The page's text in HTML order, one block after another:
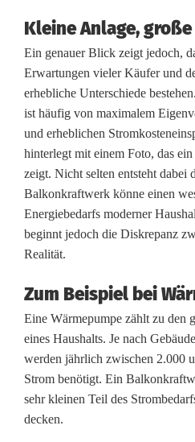
s
e
i
t
e
:
P
V
-
B
a
l
k
Kleine Anlage,
Ein genauer Blick zeigt jedoch,
Erwartungen vieler Käufer und
erhebliche Unterschiede
ist häufig von maximalem
und erheblichen
hinterlegt mit einem Foto, das
zeigt. Nicht selten entsteht dabei
Balkonkraftwerk könne einen
Energiebedarfs moderner
beginnt jedoch die Diskrepanz
Realität.
Zum Beispiel bei
Eine Wärmepumpe zählt zu den
eines Haushalts. Je nach
werden jährlich zwischen 2.000
Strom benötigt. Ein
sehr kleinen Teil des
decken.